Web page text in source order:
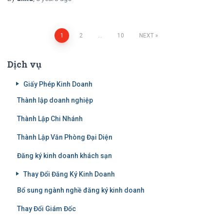
navigation
1 2 10 NEXT
Dịch vụ
Giấy Phép Kinh Doanh
Thành lập doanh nghiệp
Thành Lập Chi Nhánh
Thành Lập Văn Phòng Đại Diện
Đăng ký kinh doanh khách sạn
Thay Đổi Đăng Ký Kinh Doanh
Bổ sung ngành nghề đăng ký kinh doanh
Thay Đổi Giám Đốc